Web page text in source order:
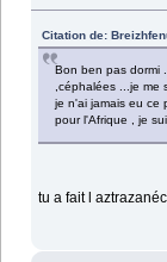
Citation de:
Bon ben pas dormi
,céphalées ...je me
je n'ai jamais eu ce
pour l'Afrique , je
tu a fait l